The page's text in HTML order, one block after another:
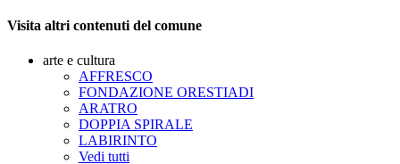
Visita altri contenuti del comune
arte e cultura
AFFRESCO
FONDAZIONE ORESTIADI
ARATRO
DOPPIA SPIRALE
LABIRINTO
Vedi tutti